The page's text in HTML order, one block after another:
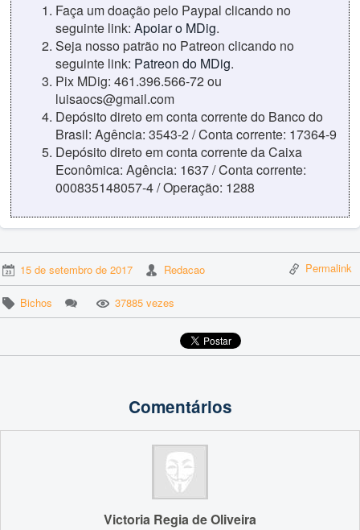
Faça um doação pelo Paypal clicando no
seguinte link: Apoiar o MDig.
Seja nosso patrão no Patreon clicando no
seguinte link: Patreon do MDig.
Pix MDig: 461.396.566-72 ou
luisaocs@gmail.com
Depósito direto em conta corrente do Banco do
Brasil: Agência: 3543-2 / Conta corrente: 17364-9
Depósito direto em conta corrente da Caixa
Econômica: Agência: 1637 / Conta corrente:
000835148057-4 / Operação: 1288
15 de setembro de 2017 Redacao Permalink
Bichos 37885 vezes
Comentários
Victoria Regia de Oliveira